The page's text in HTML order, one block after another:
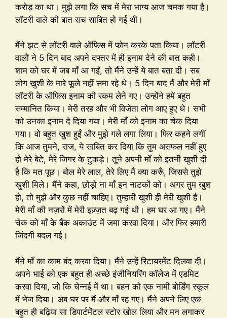
करोड़ का था। मुझे लगा कि सच में मेरा भाग्य आज चमक गया है।
लॉटरी वाले की बात सच साबित हो गई थी।
मैंने झट से लॉटरी वाले ऑफिस में फोन करके पता किया। लॉटरी
वालों ने 5 दिन बाद अपने दफ्तर में ही इनाम देने की बात कही।
शाम को घर में जब माँ आ गईं, तो मैंने उन्हें ये बात बता दी। सब
लोग खुशी के मारे फूले नहीं समा रहे थे। 5 दिन बाद मैं और मेरी माँ
लॉटरी के ऑफिस इनाम की रकम लेने गए। उन्होंने हमें बहुत
सम्मानित किया। मेरी तरह और भी विजेता लोग आए हुए थे। सभी
को उनका इनाम दे दिया गया। मेरी माँ को इनाम का चेक दिया
गया। वो बहुत खुश हुईं और मुझे गले लगा लिया। फिर कहने लगीं
कि आज तुमने, राज, ये साबित कर दिया कि तुम असफल नहीं हुए
हो मेरे बेटे, मेरे जिगर के टुकड़े। तूने अपनी माँ को इतनी खुशी दी
है कि मत पूछ। बोल मेरे लाल, तेरे लिए मैं क्या करूँ, जिससे तुझे
खुशी मिले। मैंने कहा, छोड़ो ना माँ इन नाटकों को। अगर तुम खुश
हो, तो मुझे और कुछ नहीं चाहिए। तुम्हारी खुशी ही मेरी खुशी है।
मेरी माँ की नज़रों में मेरी इज़्ज़त बढ़ गई थी। हम घर आ गए। मैंने
चेक को माँ के बैंक अकाउंट में जमा करवा दिया। और फिर हमारी
जिंदगी बदल गई।
मैंने माँ का काम बंद करवा दिया। मैंने उन्हें रिटायरमेंट दिलवा दी।
अपने भाई को एक बहुत ही अच्छे इंजीनियरिंग कॉलेज में एडमिट
करवा दिया, जो कि चेन्नई में था। बहन को एक नामी बोर्डिंग स्कूल
में भेज दिया। अब घर पर मैं और माँ रह गए। मैंने अपने लिए एक
बहुत ही बढ़िया सा डिपार्टमेंटल स्टोर खोल लिया और मन लगाकर